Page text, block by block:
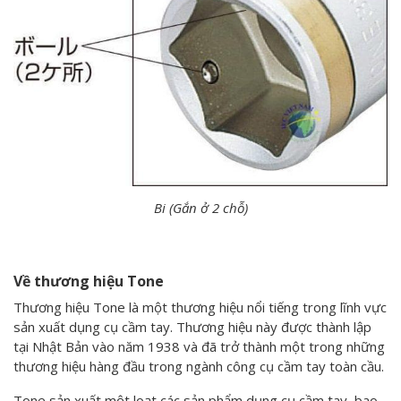
Bi (Gắn ở 2 chỗ)
Về thương hiệu Tone
Thương hiệu Tone là một thương hiệu nổi tiếng trong lĩnh vực
sản xuất dụng cụ cầm tay. Thương hiệu này được thành lập
tại Nhật Bản vào năm 1938 và đã trở thành một trong những
thương hiệu hàng đầu trong ngành công cụ cầm tay toàn cầu.